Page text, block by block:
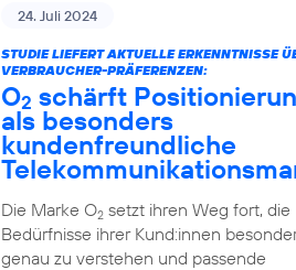
24. Juli 2024
STUDIE LIEFERT AKTUELLE ERKENNTNISSE
VERBRAUCHER-PRÄFERENZEN:
O2 schärft
als besonders
kundenfreundliche
Die Marke O2setzt ihren Weg fort, die
Bedürfnisse ihrer Kund:innen
genau zu verstehen und passende